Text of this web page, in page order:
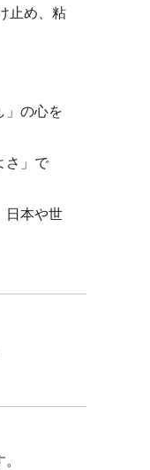
止め、粘
」の心を
さ」で
日本や世